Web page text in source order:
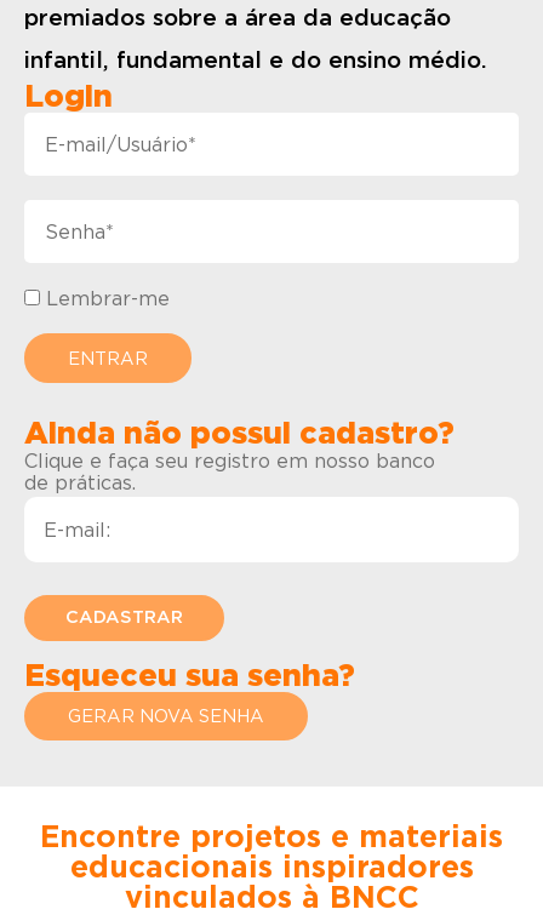
premiados sobre a área da educação
infantil, fundamental e do ensino médio.
Login
Lembrar-me
Ainda não possui cadastro?
Clique e faça seu registro em nosso banco
de práticas.
Esqueceu sua senha?
GERAR NOVA SENHA
Encontre projetos e materiais
educacionais inspiradores
vinculados à BNCC